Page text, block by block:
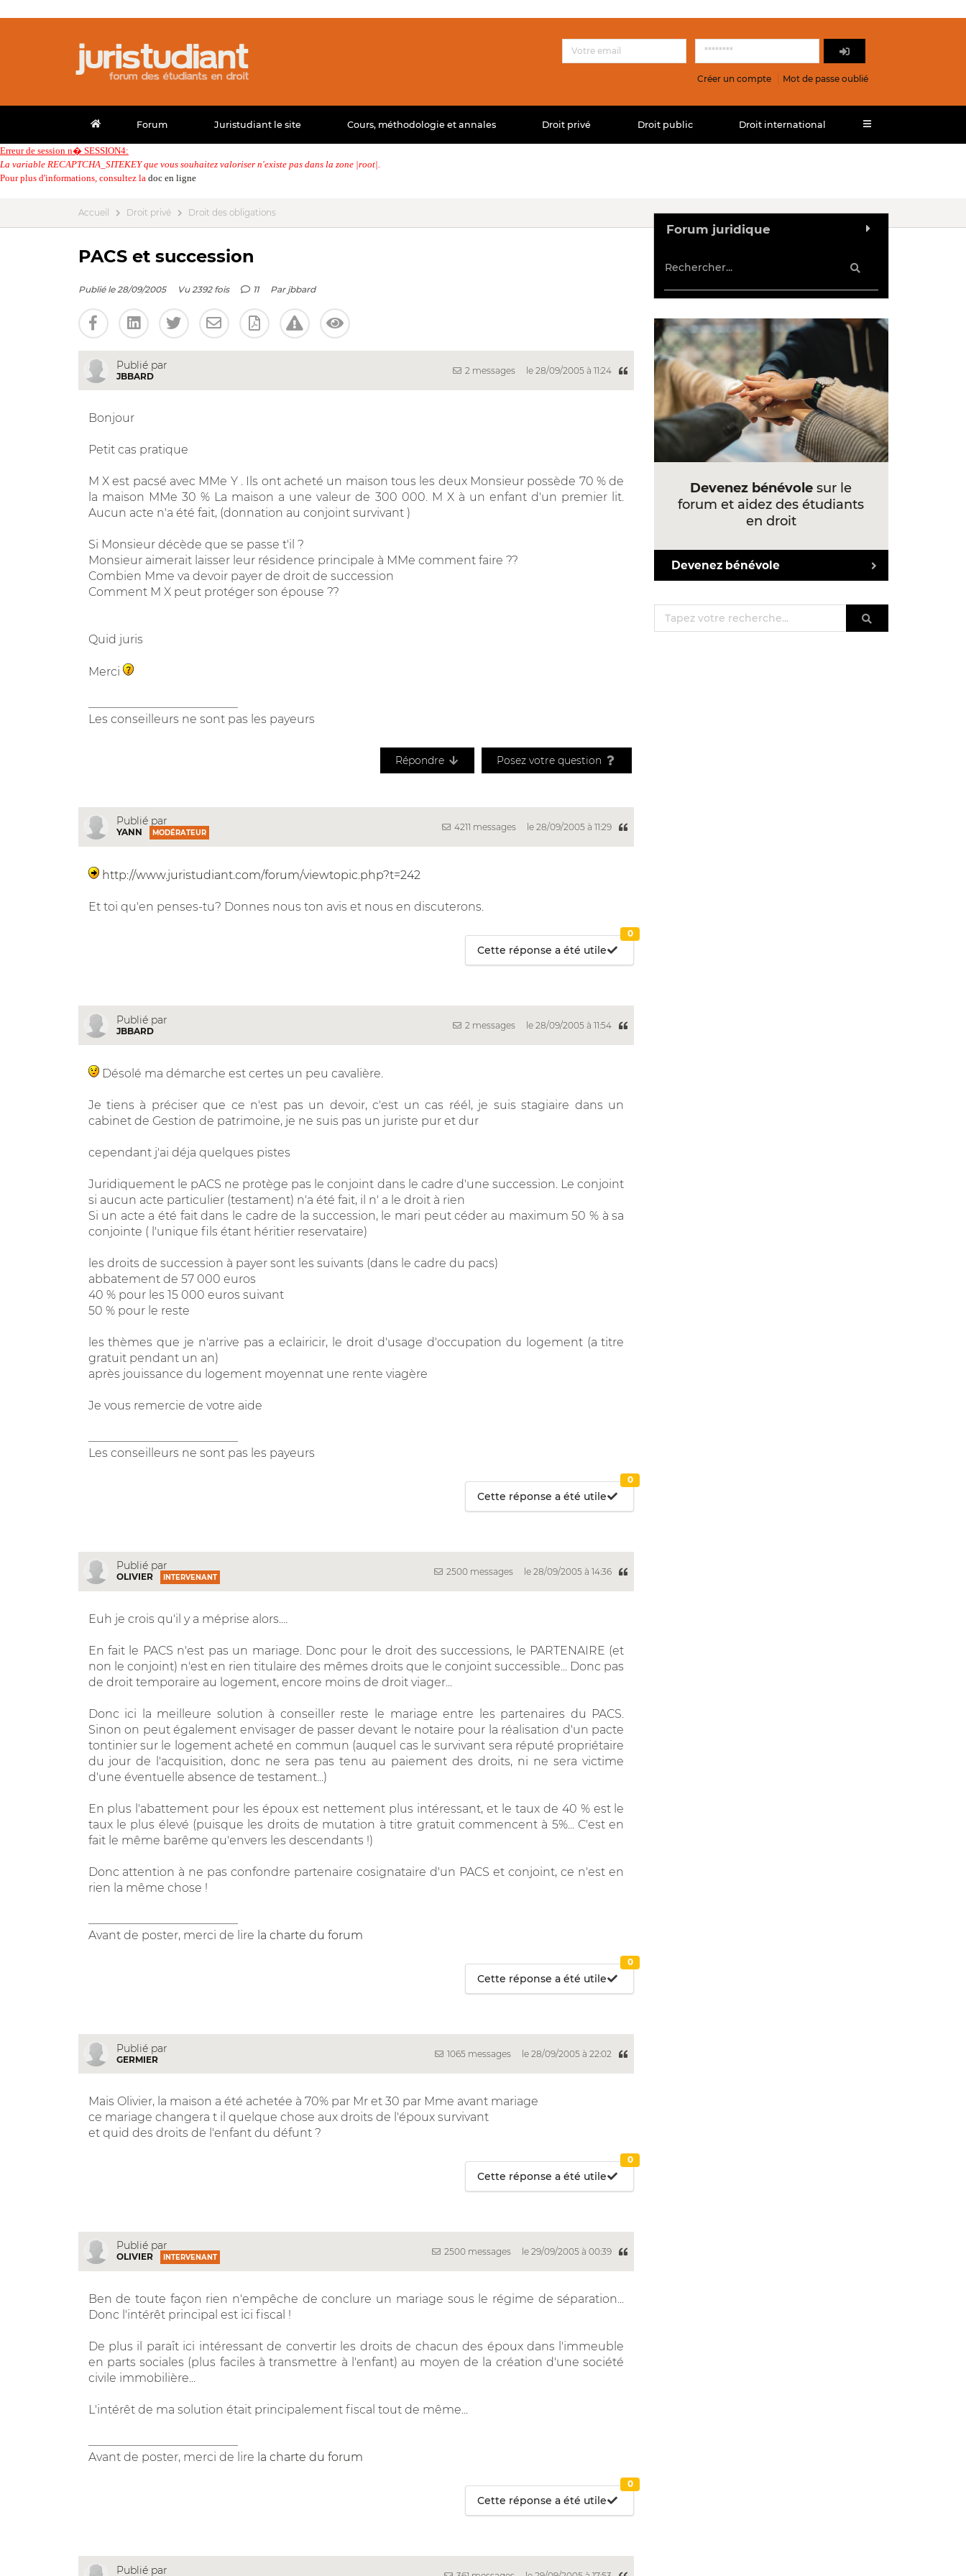
Créer un compte Mot de passe oublié
Forum Juristudiant le site Cours, méthodologie et annales Droit privé Droit public Droit international
Erreur de session n� SESSION4:
La variable RECAPTCHA_SITEKEY que vous souhaitez valoriser n'existe pas dans la zone |root|.
Pour plus d'informations, consultez la doc en ligne
Accueil Droit privé Droit des obligations
PACS et succession
Publié le 28/09/2005 Vu 2392 fois 11 Par jbbard
Publié par
JBBARD
2 messages le 28/09/2005 à 11:24
Bonjour
Petit cas pratique
M X est pacsé avec MMe Y . Ils ont acheté un maison tous les deux Monsieur possède 70 % de
la maison MMe 30 % La maison a une valeur de 300 000. M X à un enfant d'un premier lit.
Aucun acte n'a été fait, (donnation au conjoint survivant )
Si Monsieur décède que se passe t'il ?
Monsieur aimerait laisser leur résidence principale à MMe comment faire ??
Combien Mme va devoir payer de droit de succession
Comment M X peut protéger son épouse ??
Quid juris
Merci
Les conseilleurs ne sont pas les payeurs
Répondre Posez votre question
Publié par
YANN MODÉRATEUR
4211 messages le 28/09/2005 à 11:29
http://www.juristudiant.com/forum/viewtopic.php?t=242
Et toi qu'en penses-tu? Donnes nous ton avis et nous en discuterons.
Cette réponse a été utile
0
Publié par
JBBARD
2 messages le 28/09/2005 à 11:54
Désolé ma démarche est certes un peu cavalière.
Je tiens à préciser que ce n'est pas un devoir, c'est un cas réél, je suis stagiaire dans un
cabinet de Gestion de patrimoine, je ne suis pas un juriste pur et dur
cependant j'ai déja quelques pistes
Juridiquement le pACS ne protège pas le conjoint dans le cadre d'une succession. Le conjoint
si aucun acte particulier (testament) n'a été fait, il n' a le droit à rien
Si un acte a été fait dans le cadre de la succession, le mari peut céder au maximum 50 % à sa
conjointe ( l'unique fils étant héritier reservataire)
les droits de succession à payer sont les suivants (dans le cadre du pacs)
abbatement de 57 000 euros
40 % pour les 15 000 euros suivant
50 % pour le reste
les thèmes que je n'arrive pas a eclairicir, le droit d'usage d'occupation du logement (a titre
gratuit pendant un an)
après jouissance du logement moyennat une rente viagère
Je vous remercie de votre aide
Les conseilleurs ne sont pas les payeurs
Cette réponse a été utile
0
Publié par
OLIVIER INTERVENANT
2500 messages le 28/09/2005 à 14:36
Euh je crois qu'il y a méprise alors....
En fait le PACS n'est pas un mariage. Donc pour le droit des successions, le PARTENAIRE (et
non le conjoint) n'est en rien titulaire des mêmes droits que le conjoint successible... Donc pas
de droit temporaire au logement, encore moins de droit viager...
Donc ici la meilleure solution à conseiller reste le mariage entre les partenaires du PACS.
Sinon on peut également envisager de passer devant le notaire pour la réalisation d'un pacte
tontinier sur le logement acheté en commun (auquel cas le survivant sera réputé propriétaire
du jour de l'acquisition, donc ne sera pas tenu au paiement des droits, ni ne sera victime
d'une éventuelle absence de testament...)
En plus l'abattement pour les époux est nettement plus intéressant, et le taux de 40 % est le
taux le plus élevé (puisque les droits de mutation à titre gratuit commencent à 5%... C'est en
fait le même barême qu'envers les descendants !)
Donc attention à ne pas confondre partenaire cosignataire d'un PACS et conjoint, ce n'est en
rien la même chose !
Avant de poster, merci de lire la charte du forum
Cette réponse a été utile
0
Publié par
GERMIER
1065 messages le 28/09/2005 à 22:02
Mais Olivier, la maison a été achetée à 70% par Mr et 30 par Mme avant mariage
ce mariage changera t il quelque chose aux droits de l'époux survivant
et quid des droits de l'enfant du défunt ?
Cette réponse a été utile
0
Publié par
OLIVIER INTERVENANT
2500 messages le 29/09/2005 à 00:39
Ben de toute façon rien n'empêche de conclure un mariage sous le régime de séparation...
Donc l'intérêt principal est ici fiscal !
De plus il paraît ici intéressant de convertir les droits de chacun des époux dans l'immeuble
en parts sociales (plus faciles à transmettre à l'enfant) au moyen de la création d'une société
civile immobilière...
L'intérêt de ma solution était principalement fiscal tout de même...
Avant de poster, merci de lire la charte du forum
Cette réponse a été utile
0
Publié par
Forum juridique
Devenez bénévole sur le
forum et aidez des étudiants
en droit
Devenez bénévole